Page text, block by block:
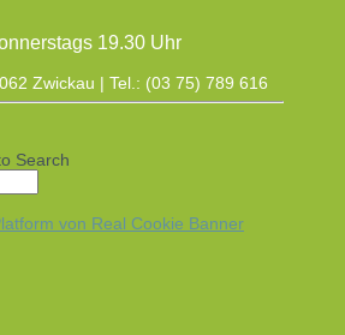
19.30 Uhr
Zwickau | Tel.: (03 75) 789 616
Search
von Real Cookie Banner